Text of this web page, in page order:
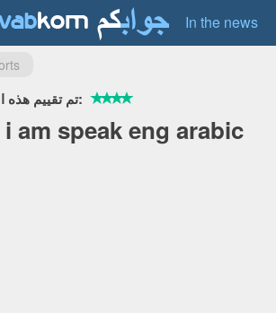
In the news
تم تقييم هذه الإجابة:
am speak eng arabic